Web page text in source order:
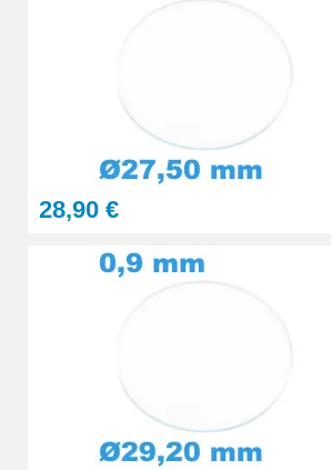
Pince pour Changer
41,90 €
28,90 €